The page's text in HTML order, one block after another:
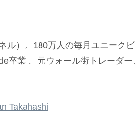
ル）。180万人の毎月ユニークビ
卒業 。元ウォール街トレーダー、
Takahashi